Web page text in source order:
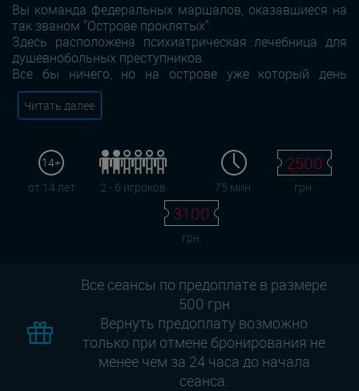
Вы команда федеральных маршалов, оказавшиеся на
так званом "Острове проклятых".
Здесь расположена психиатрическая лечебница для
душевнобольных преступников.
Все бы ничего, но на острове уже который день
Читать далее
14+
от 14 лет
2 - 6 игроков 75 мин.
2500
грн.
3100
грн.
Все сеансы по предоплате в размере
500 грн
Вернуть предоплату возможно
только при отмене бронирования не
менее чем за 24 часа до начала
сеанса.